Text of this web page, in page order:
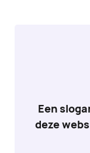
Een
deze